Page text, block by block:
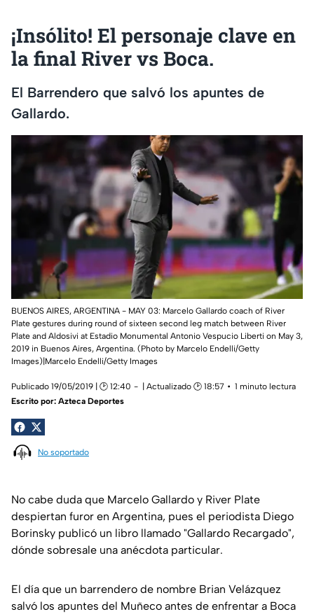
¡Insólito! El personaje clave en
la final River vs Boca.
El Barrendero que salvó los apuntes de
Gallardo.
BUENOS AIRES, ARGENTINA - MAY 03: Marcelo Gallardo coach of River
Plate gestures during round of sixteen second leg match between River
Plate and Aldosivi at Estadio Monumental Antonio Vespucio Liberti on May 3,
2019 in Buenos Aires, Argentina. (Photo by Marcelo Endelli/Getty
Images)|Marcelo Endelli/Getty Images
Publicado 19/05/2019 | 🕑 12:40 | Actualizado 🕑 18:57
1 minuto lectura
Escrito por: Azteca Deportes
No soportado
No cabe duda que Marcelo Gallardo y River Plate
despiertan furor en Argentina, pues el periodista Diego
Borinsky publicó un libro llamado "Gallardo Recargado",
dónde sobresale una anécdota particular.
El día que un barrendero de nombre Brian Velázquez
salvó los apuntes del Muñeco antes de enfrentar a Boca